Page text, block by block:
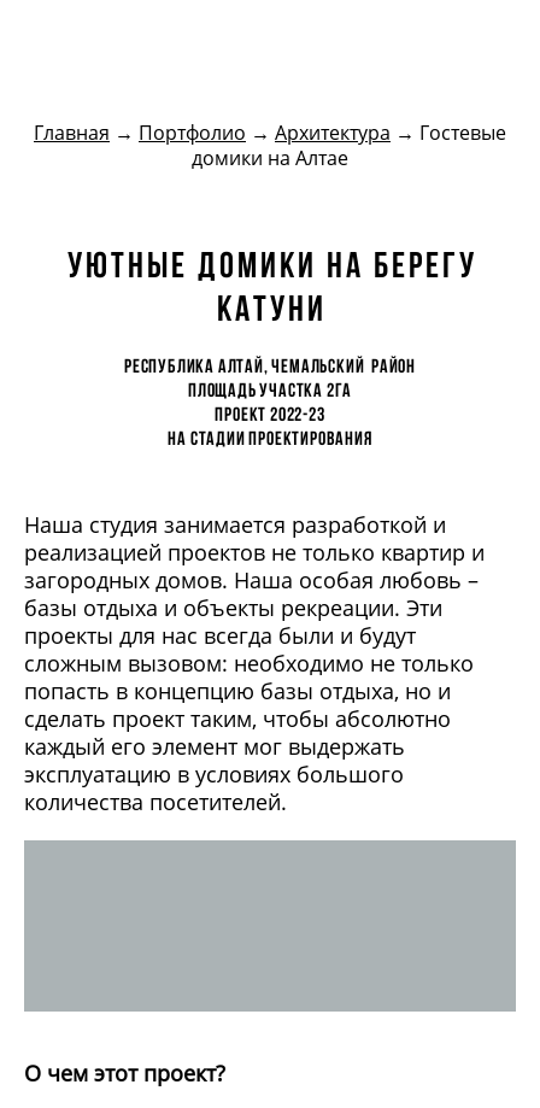
Главная → Портфолио → Архитектура → Гостевые
домики на Алтае
Уютные домики на берегу
Катуни
Республика Алтай, чемальский район
площадь участка 2га
проект 2022-23
На стадии проектирования
Наша студия занимается разработкой и
реализацией проектов не только квартир и
загородных домов. Наша особая любовь –
базы отдыха и объекты рекреации. Эти
проекты для нас всегда были и будут
сложным вызовом: необходимо не только
попасть в концепцию базы отдыха, но и
сделать проект таким, чтобы абсолютно
каждый его элемент мог выдержать
эксплуатацию в условиях большого
количества посетителей.
О чем этот проект?